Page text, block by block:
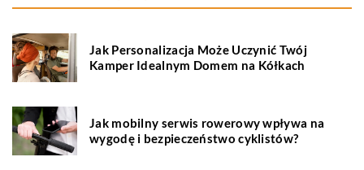
Jak Personalizacja Może Uczynić Twój
Kamper Idealnym Domem na Kółkach
Jak mobilny serwis rowerowy wpływa na
wygodę i bezpieczeństwo cyklistów?